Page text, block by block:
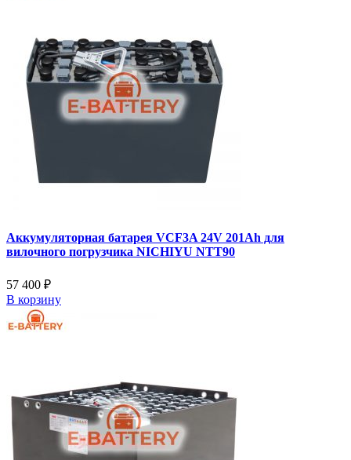
Аккумуляторная батарея VCF3A 24V 201Ah для
вилочного погрузчика NICHIYU NTT90
57 400 ₽
В корзину